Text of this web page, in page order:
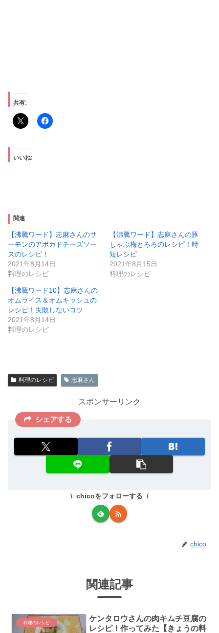
共有:
いいね:
関連
【沸騰ワード】志麻さんのサ
ーモンのアボカドチーズソー
スのレシピ！
2021年8月14日
料理のレシピ
【沸騰ワード】志麻さんの豚
しゃぶ梅とろろのレシピ！時
短レシピ
2021年8月15日
料理のレシピ
【沸騰ワード10】志麻さんの
オムライス＆オムキッシュの
レシピ！失敗しないコツ
2021年8月14日
料理のレシピ
料理のレシピ 志麻さん
スポンサーリンク
シェアする
chicoをフォローする
chico
関連記事
料理のレシピ
ケンタロウさんの肉キムチ豆腐の
レシピ！作ってみた【きょうの料